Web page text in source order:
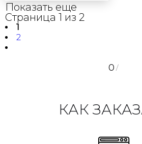
0 /
Показать еще
Страница 1 из 2
1
2
КАК